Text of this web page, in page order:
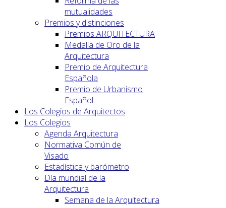
mutualidades
Premios y distinciones
Premios ARQUITECTURA
Medalla de Oro de la
Arquitectura
Premio de Arquitectura
Española
Premio de Urbanismo
Español
Los Colegios de Arquitectos
Los Colegios
Agenda Arquitectura
Normativa Común de
Visado
Estadística y barómetro
Día mundial de la
Arquitectura
Semana de la Arquitectura